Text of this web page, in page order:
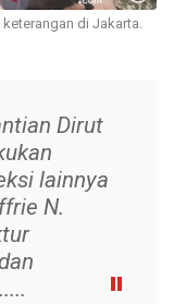
di Jakarta.
Dirut
lainnya
N.